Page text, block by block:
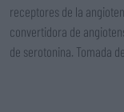
receptores de la
convertidora de
de serotonina. Tomada